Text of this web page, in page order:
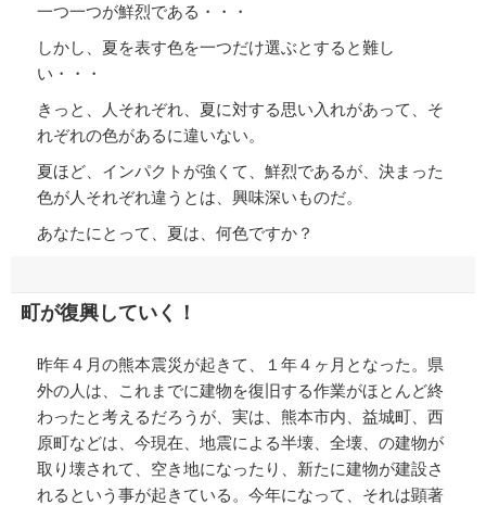
一つ一つが鮮烈である・・・
しかし、夏を表す色を一つだけ選ぶとすると難し
い・・・
きっと、人それぞれ、夏に対する思い入れがあって、そ
れぞれの色があるに違いない。
夏ほど、インパクトが強くて、鮮烈であるが、決まった
色が人それぞれ違うとは、興味深いものだ。
あなたにとって、夏は、何色ですか？
町が復興していく！
昨年４月の熊本震災が起きて、１年４ヶ月となった。県
外の人は、これまでに建物を復旧する作業がほとんど終
わったと考えるだろうが、実は、熊本市内、益城町、西
原町などは、今現在、地震による半壊、全壊、の建物が
取り壊されて、空き地になったり、新たに建物が建設さ
れるという事が起きている。今年になって、それは顕著